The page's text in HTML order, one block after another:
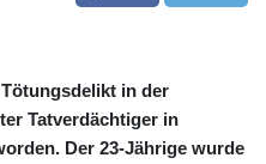
in der
Tatverdächtiger in
Der 23-Jährige wurde